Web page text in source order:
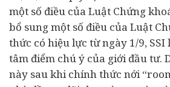
một số điều của Luật Chứng
bổ sung một số điều của Luật
thức có hiệu lực từ ngày 1/9,
tâm điểm chú ý của giớiđầu tư.
này sau khi chính thức nới